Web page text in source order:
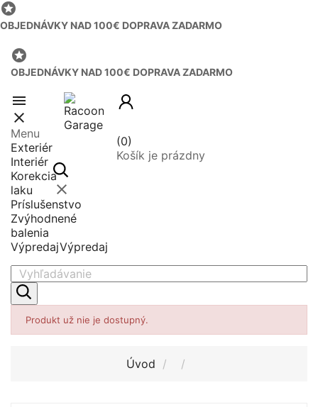

OBJEDNÁVKY NAD 100€ DOPRAVA ZADARMO

OBJEDNÁVKY NAD 100€ DOPRAVA ZADARMO


Menu
Exteriér
Interiér
Korekcia
laku
Príslušenstvo
Zvýhodnené
balenia
VýpredajVýpredaj
(0)
Košík je prázdny

Produkt už nie je dostupný.
Úvod